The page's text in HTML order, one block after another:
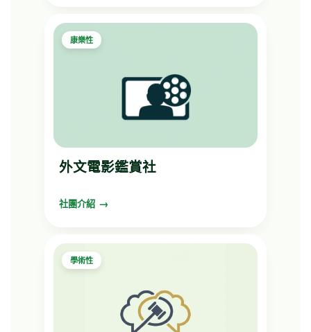
康樂性
外文電影鑑賞社
社團介紹
學術性